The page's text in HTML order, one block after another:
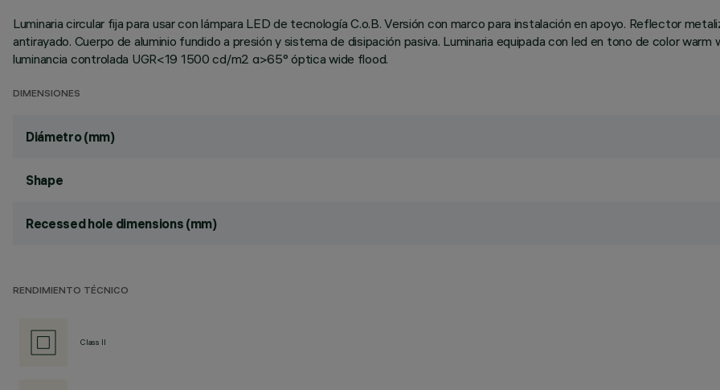
Luminaria circular fija para usar con lámpara LED de tecnología C.o.B. Versión con marco para instalación en apoyo. Reflector
antirayado. Cuerpo de aluminio fundido a presión y sistema de disipación pasiva. Luminaria equipada con led en tono de color
luminancia controlada UGR<19 1500 cd/m2 α>65° óptica wide flood.
DIMENSIONES
Diámetro (mm)
Shape
Recessed hole dimensions (mm)
RENDIMIENTO TÉCNICO
Class II